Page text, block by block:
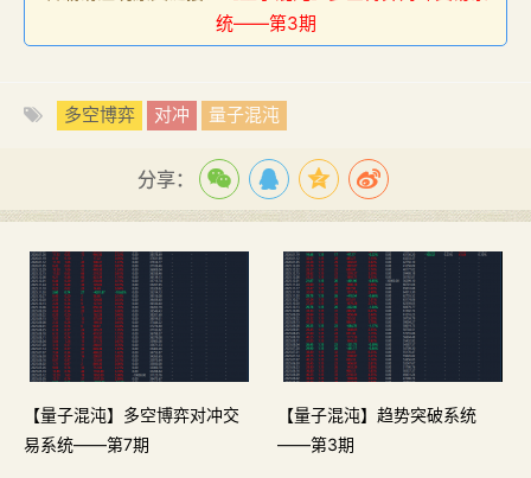
统——第3期
多空博弈 对冲 量子混沌
分享：
【量子混沌】多空博弈对冲交
易系统——第7期
【量子混沌】趋势突破系统
——第3期